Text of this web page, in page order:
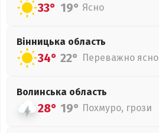
33° 19° Ясно
Вінницька область
34° 22° Переважно ясно
Волинська область
28° 19° Похмуро, грози